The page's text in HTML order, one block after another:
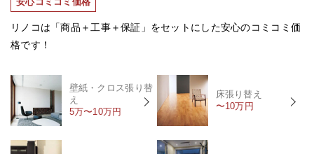
安心コミコミ価格
リノコは「商品＋工事＋保証」をセットにした安心のコミコミ価
格です！
壁紙・クロス張り替
え
5万〜10万円
床張り替え
〜10万円